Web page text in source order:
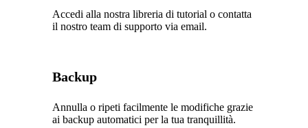
Accedi alla nostra libreria di tutorial o contatta
il nostro team di supporto via email.
Backup
Annulla o ripeti facilmente le modifiche grazie
ai backup automatici per la tua tranquillità.